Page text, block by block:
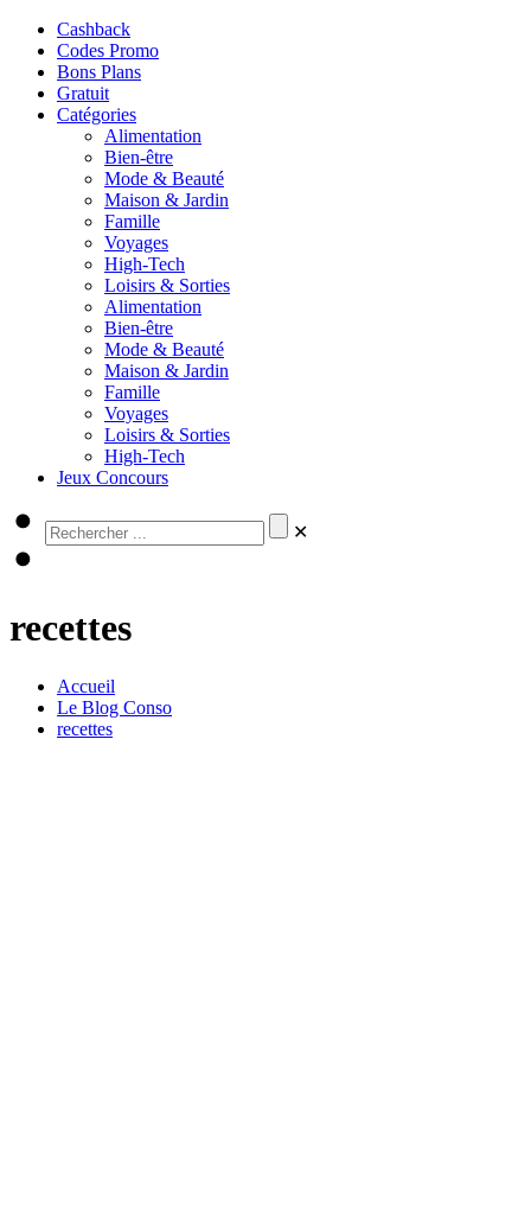
Cashback
Codes Promo
Bons Plans
Gratuit
Catégories
Alimentation
Bien-être
Mode & Beauté
Maison & Jardin
Famille
Voyages
High-Tech
Loisirs & Sorties
Alimentation
Bien-être
Mode & Beauté
Maison & Jardin
Famille
Voyages
Loisirs & Sorties
High-Tech
Jeux Concours
✕
recettes
Accueil
Le Blog Conso
recettes